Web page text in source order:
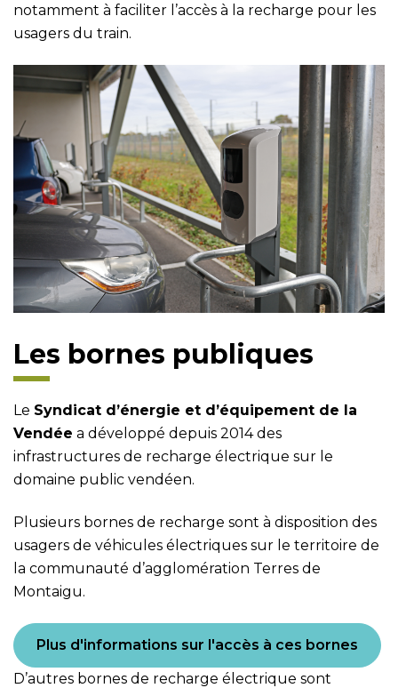
notamment à faciliter l’accès à la recharge pour les
usagers du train.
Les bornes publiques
Le Syndicat d’énergie et d’équipement de la
Vendée a développé depuis 2014 des
infrastructures de recharge électrique sur le
domaine public vendéen.
Plusieurs bornes de recharge sont à disposition des
usagers de véhicules électriques sur le territoire de
la communauté d’agglomération Terres de
Montaigu.
Plus d'informations sur l'accès à ces bornes
D’autres bornes de recharge électrique sont